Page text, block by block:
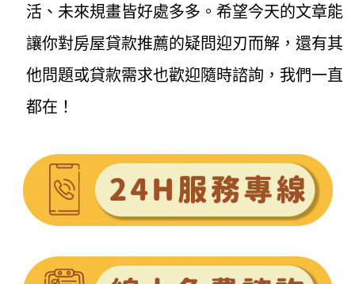
活、未來規畫皆好處多多。希望今天的文章能
讓你對房屋貸款推薦的疑問迎刃而解，還有其
他問題或貸款需求也歡迎隨時諮詢，我們一直
都在！